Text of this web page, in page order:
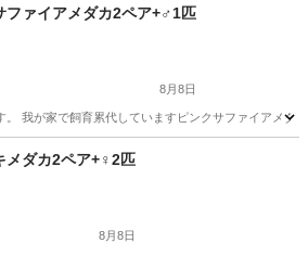
ファイアメダカ2ペア+♂1匹
8月8日
。 我が家で飼育累代していますピンクサファイアメ
その他 メダカ
メダカ2ペア+♀2匹
8月8日